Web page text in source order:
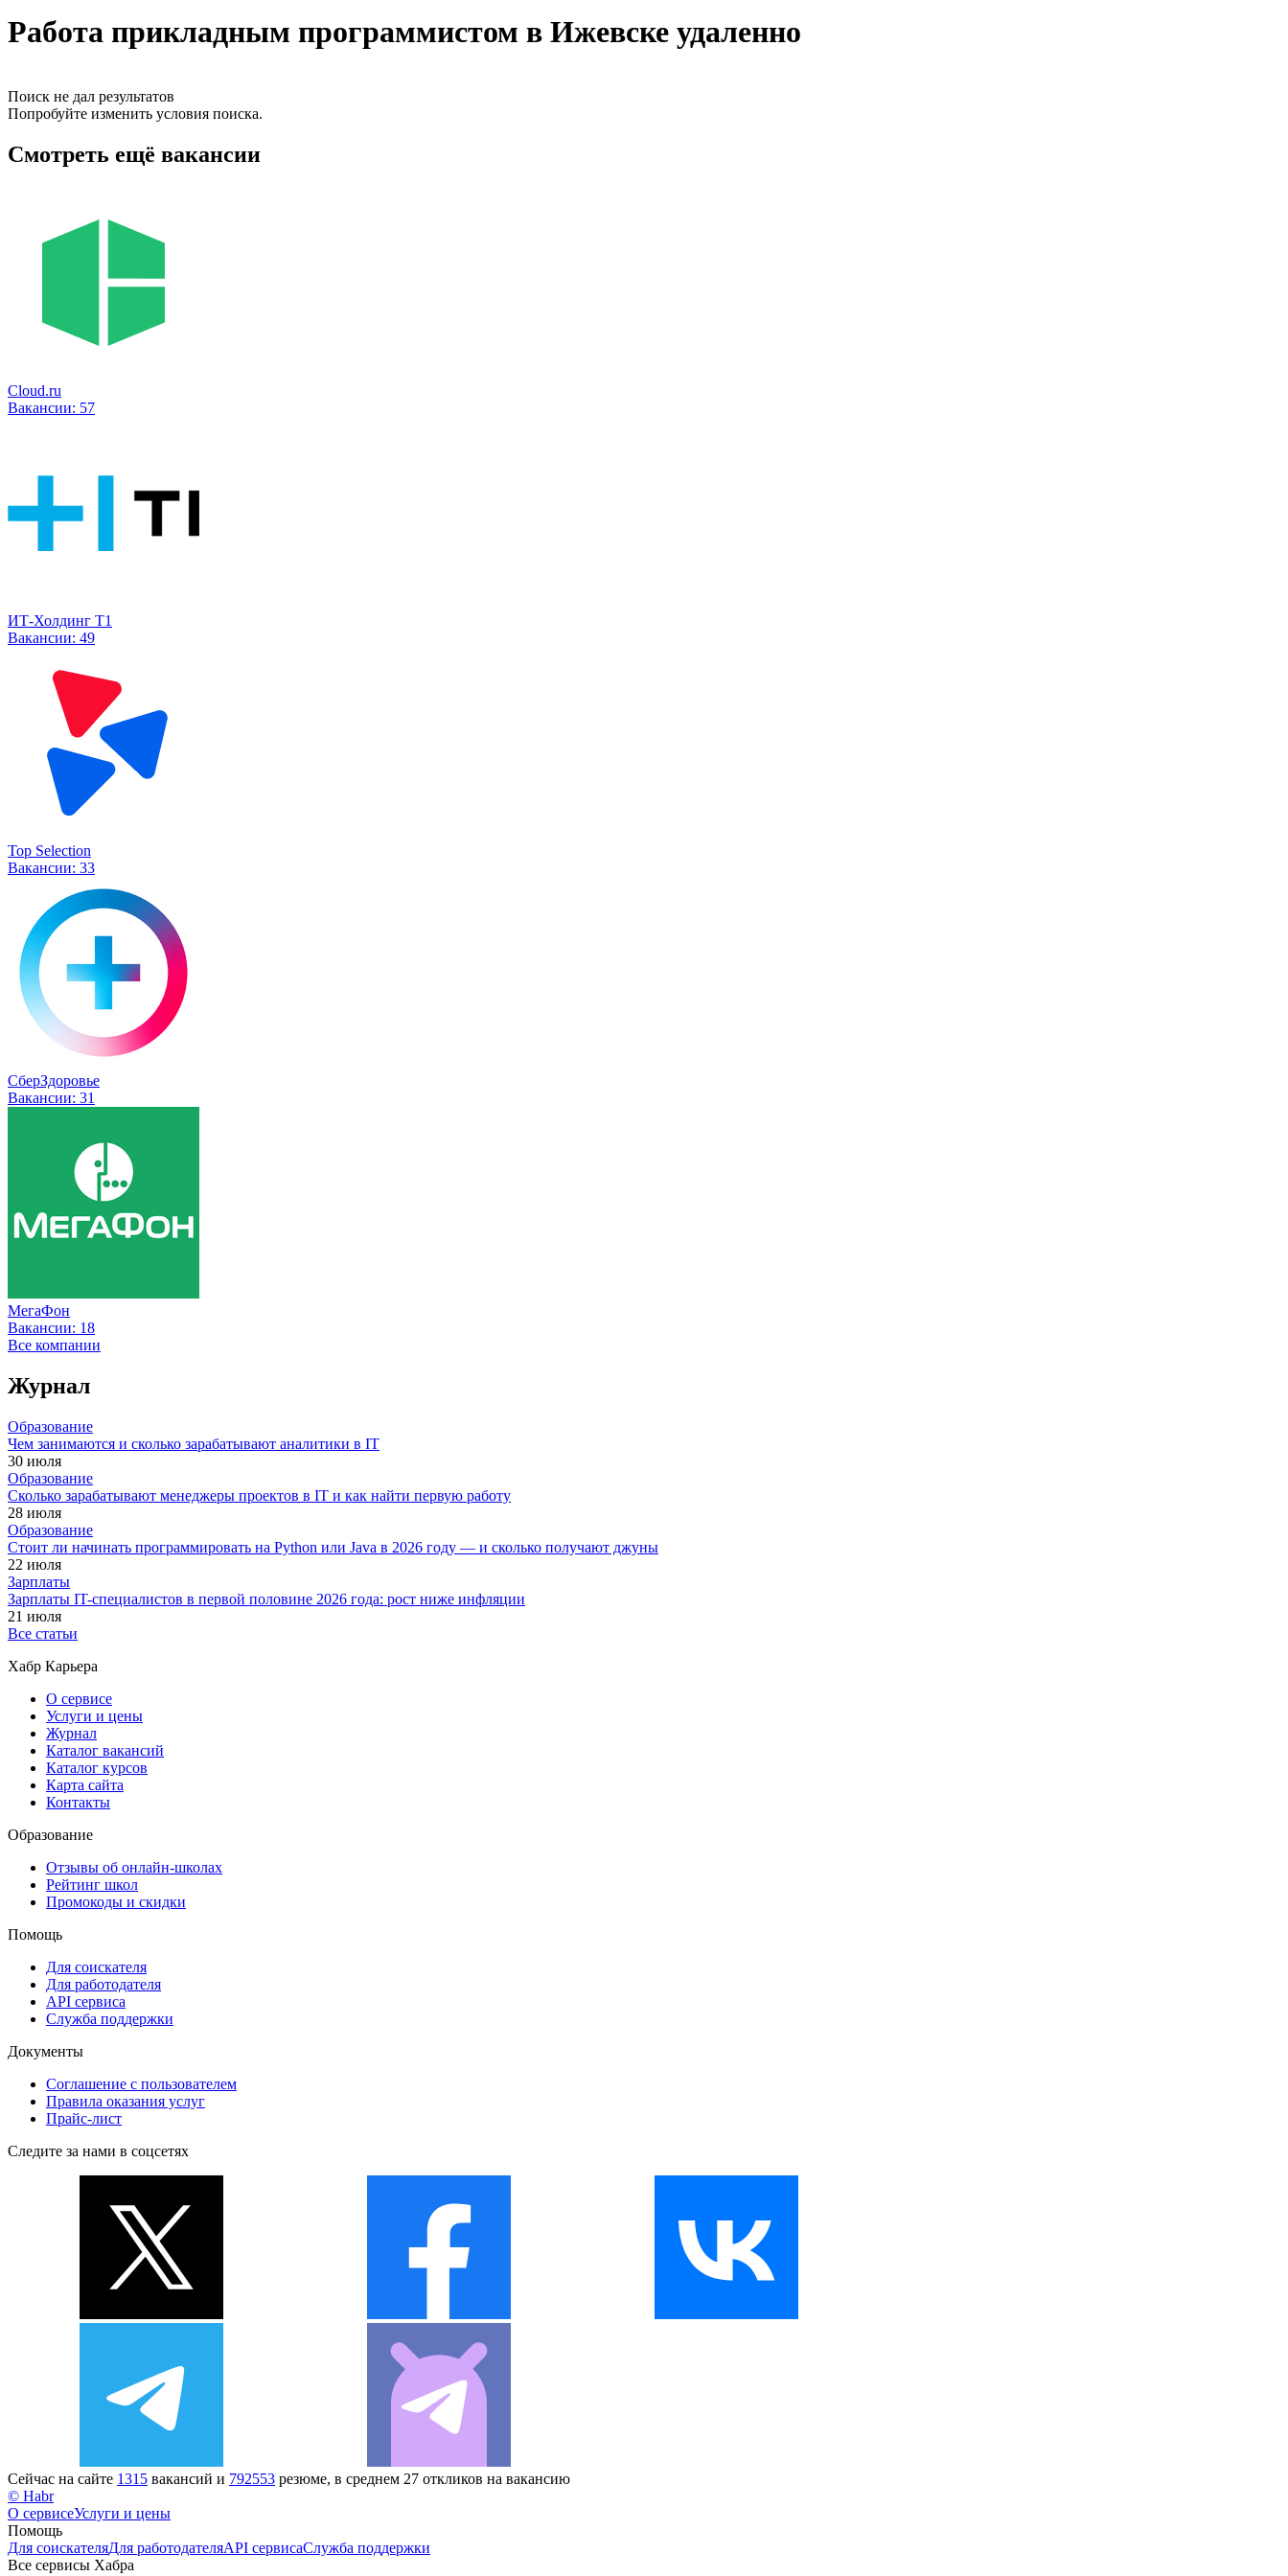
Работа прикладным программистом в Ижевске удаленно
Поиск не дал результатов
Попробуйте изменить условия поиска.
Смотреть ещё вакансии
Cloud.ru
Вакансии: 57
ИТ-Холдинг Т1
Вакансии: 49
Top Selection
Вакансии: 33
СберЗдоровье
Вакансии: 31
МегаФон
Вакансии: 18
Все компании
Журнал
Образование
Чем занимаются и сколько зарабатывают аналитики в IT
30 июля
Образование
Сколько зарабатывают менеджеры проектов в IT и как найти первую работу
28 июля
Образование
Стоит ли начинать программировать на Python или Java в 2026 году — и сколько получают джуны
22 июля
Зарплаты
Зарплаты IT-специалистов в первой половине 2026 года: рост ниже инфляции
21 июля
Все статьи
Хабр Карьера
О сервисе
Услуги и цены
Журнал
Каталог вакансий
Каталог курсов
Карта сайта
Контакты
Образование
Отзывы об онлайн-школах
Рейтинг школ
Промокоды и скидки
Помощь
Для соискателя
Для работодателя
API сервиса
Служба поддержки
Документы
Соглашение с пользователем
Правила оказания услуг
Прайс-лист
Следите за нами в соцсетях
Сейчас на сайте 1315 вакансий и 792553 резюме, в среднем 27 откликов на вакансию
© Habr
О сервисеУслуги и цены
Помощь
Для соискателяДля работодателяAPI сервисаСлужба поддержки
Все сервисы Хабра